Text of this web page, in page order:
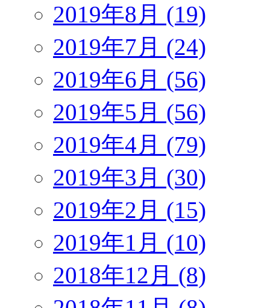
2019年8月 (19)
2019年7月 (24)
2019年6月 (56)
2019年5月 (56)
2019年4月 (79)
2019年3月 (30)
2019年2月 (15)
2019年1月 (10)
2018年12月 (8)